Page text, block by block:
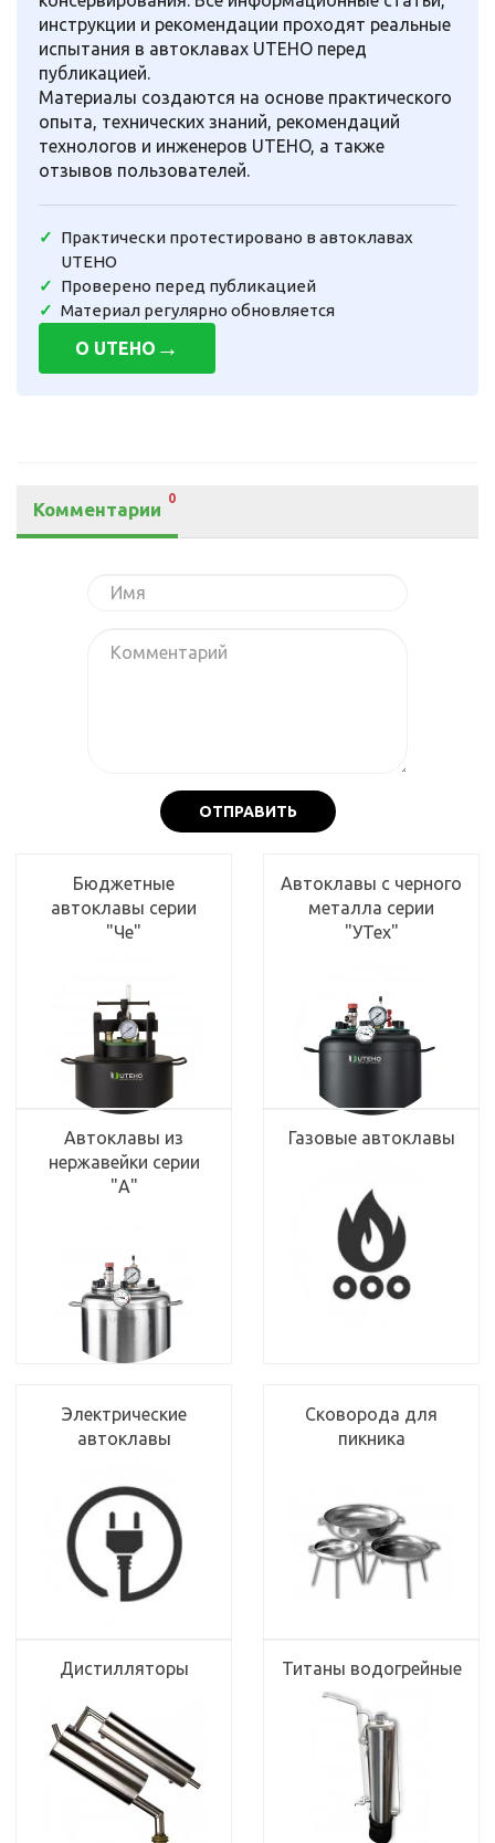
инструкции и рекомендации проходят реальные
испытания в автоклавах UTEHO перед
публикацией.
Материалы создаются на основе практического
опыта, технических знаний, рекомендаций
технологов и инженеров UTEHO, а также
отзывов пользователей.
Практически протестировано в автоклавах
UTEHO
Проверено перед публикацией
Материал регулярно обновляется
О UTEHO →
Комментарии
0
ОТПРАВИТЬ
Бюджетные
автоклавы серии
"Че"
Автоклавы с черного
металла серии
"УТех"
Автоклавы из
нержавейки серии
"А"
Газовые автоклавы
Электрические
автоклавы
Сковорода для
пикника
Дистилляторы Титаны водогрейные